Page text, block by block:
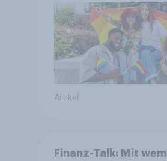
Artikel
Finanz-Talk: Mit wem